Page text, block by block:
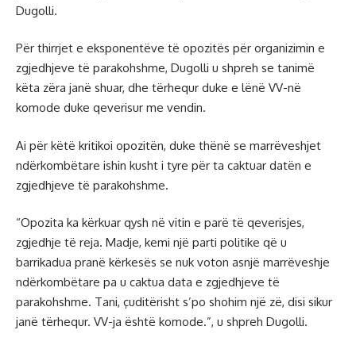
Dugolli.
Për thirrjet e eksponentëve të opozitës për organizimin e
zgjedhjeve të parakohshme, Dugolli u shpreh se tanimë
këta zëra janë shuar, dhe tërhequr duke e lënë VV-në
komode duke qeverisur me vendin.
Ai për këtë kritikoi opozitën, duke thënë se marrëveshjet
ndërkombëtare ishin kusht i tyre për ta caktuar datën e
zgjedhjeve të parakohshme.
“Opozita ka kërkuar qysh në vitin e parë të qeverisjes,
zgjedhje të reja. Madje, kemi një parti politike që u
barrikadua pranë kërkesës se nuk voton asnjë marrëveshje
ndërkombëtare pa u caktua data e zgjedhjeve të
parakohshme. Tani, çuditërisht s’po shohim një zë, disi sikur
janë tërhequr. VV-ja është komode.”, u shpreh Dugolli.